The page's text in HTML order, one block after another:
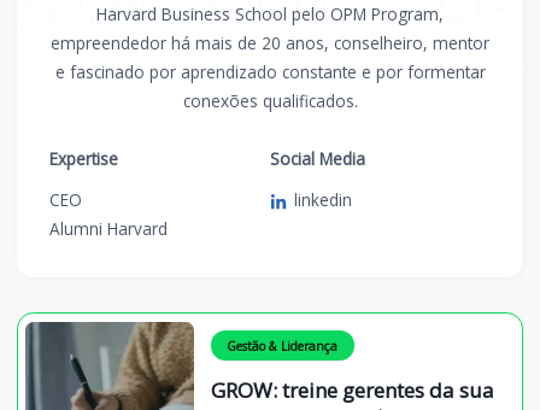
Harvard Business School pelo OPM Program,
empreendedor há mais de 20 anos, conselheiro, mentor
e fascinado por aprendizado constante e por formentar
conexões qualificados.
Expertise
CEO
Alumni Harvard
Social Media
linkedin
Gestão & Liderança
GROW: treine gerentes da sua